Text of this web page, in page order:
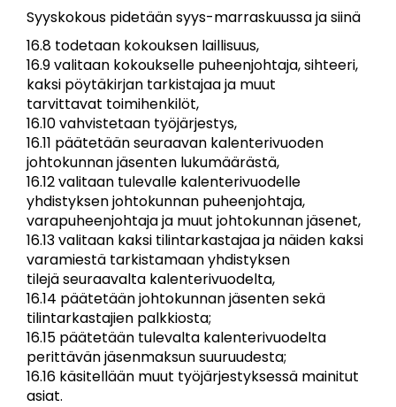
Syyskokous pidetään syys-marraskuussa ja siinä
16.8 todetaan kokouksen laillisuus,
16.9 valitaan kokoukselle puheenjohtaja, sihteeri,
kaksi pöytäkirjan tarkistajaa ja muut
tarvittavat toimihenkilöt,
16.10 vahvistetaan työjärjestys,
16.11 päätetään seuraavan kalenterivuoden
johtokunnan jäsenten lukumäärästä,
16.12 valitaan tulevalle kalenterivuodelle
yhdistyksen johtokunnan puheenjohtaja,
varapuheenjohtaja ja muut johtokunnan jäsenet,
16.13 valitaan kaksi tilintarkastajaa ja näiden kaksi
varamiestä tarkistamaan yhdistyksen
tilejä seuraavalta kalenterivuodelta,
16.14 päätetään johtokunnan jäsenten sekä
tilintarkastajien palkkiosta;
16.15 päätetään tulevalta kalenterivuodelta
perittävän jäsenmaksun suuruudesta;
16.16 käsitellään muut työjärjestyksessä mainitut
asiat.